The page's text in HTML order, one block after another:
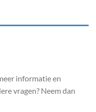
informatie en
vragen? Neem dan